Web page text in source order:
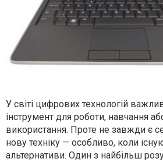
У світі цифрових технологій
інструмент для роботи, навчання
використання. Проте не завжди є
нову техніку — особливо, коли
альтернативи. Один з найбільш